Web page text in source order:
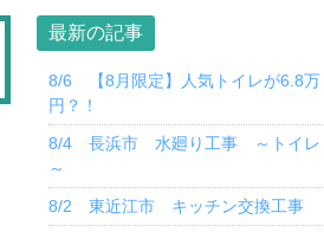
最新の記事
8/6 【8月限定】人気トイレが6.8万
円？！
8/4 長浜市 水廻り工事 ～トイレ
～
8/2 東近江市 キッチン交換工事